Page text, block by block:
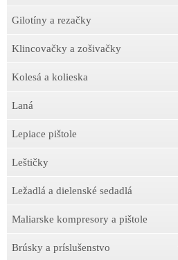
Gilotíny a rezačky
Klincovačky a zošivačky
Kolesá a kolieska
Laná
Lepiace pištole
Leštičky
Ležadlá a dielenské sedadlá
Maliarske kompresory a pištole
Brúsky a príslušenstvo